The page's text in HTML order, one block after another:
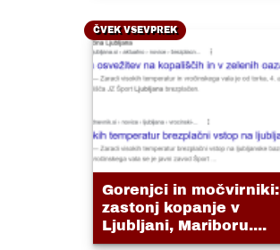
ČVEK VSEVPREK
Gorenjci in močvirniki:
zastonj kopanje v
Ljubljani, Mariboru....